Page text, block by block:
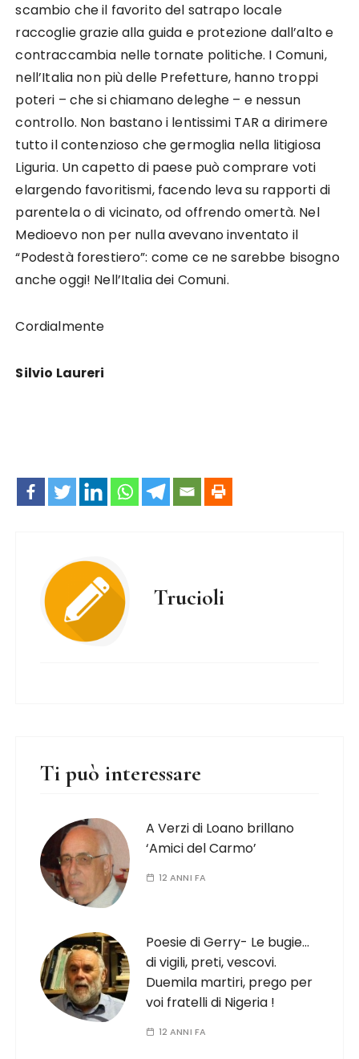
scambio che il favorito del satrapo locale
raccoglie grazie alla guida e protezione dall’alto e
contraccambia nelle tornate politiche. I Comuni,
nell’Italia non più delle Prefetture, hanno troppi
poteri – che si chiamano deleghe – e nessun
controllo. Non bastano i lentissimi TAR a dirimere
tutto il contenzioso che germoglia nella litigiosa
Liguria. Un capetto di paese può comprare voti
elargendo favoritismi, facendo leva su rapporti di
parentela o di vicinato, od offrendo omertà. Nel
Medioevo non per nulla avevano inventato il
“Podestà forestiero”: come ce ne sarebbe bisogno
anche oggi! Nell’Italia dei Comuni.
Cordialmente
Silvio Laureri
Trucioli
Ti può interessare
A Verzi di Loano brillano
‘Amici del Carmo’
12 ANNI FA
Poesie di Gerry- Le bugie…
di vigili, preti, vescovi.
Duemila martiri, prego per
voi fratelli di Nigeria !
12 ANNI FA